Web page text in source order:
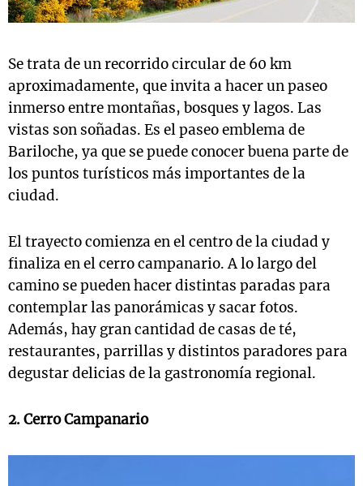
Se trata de un recorrido circular de 60 km
aproximadamente, que invita a hacer un paseo
inmerso entre montañas, bosques y lagos. Las
vistas son soñadas. Es el paseo emblema de
Bariloche, ya que se puede conocer buena parte de
los puntos turísticos más importantes de la
ciudad.
El trayecto comienza en el centro de la ciudad y
finaliza en el cerro campanario. A lo largo del
camino se pueden hacer distintas paradas para
contemplar las panorámicas y sacar fotos.
Además, hay gran cantidad de casas de té,
restaurantes, parrillas y distintos paradores para
degustar delicias de la gastronomía regional.
2. Cerro Campanario